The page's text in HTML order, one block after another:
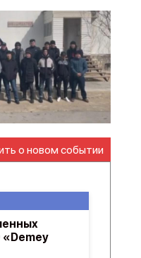
о новом событии